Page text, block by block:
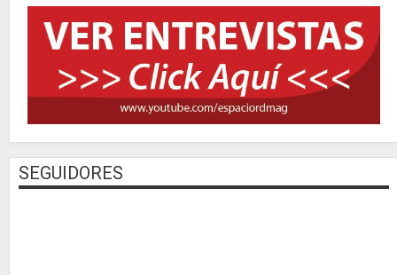
SEGUIDORES